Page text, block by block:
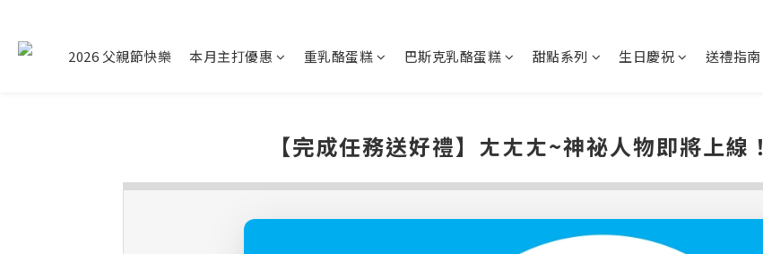
2026 父親節快樂 本月主打優惠 重乳酪蛋糕 巴斯克乳酪蛋糕 甜點系列 生日慶祝 送禮指南
【完成任務送好禮】ㄤㄤㄤ~神祕人物即將上線